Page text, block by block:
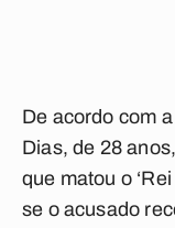
De acordo com
Dias, de 28
que matou o
se o acusado